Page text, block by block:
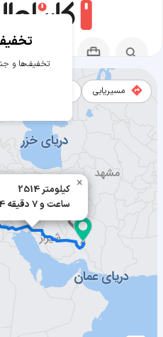
2514 کیلومتر
34 ساعت و 7 دقیقه
×
مسیریابی
مسیر پترا به بافت
تخفیف‌ها و